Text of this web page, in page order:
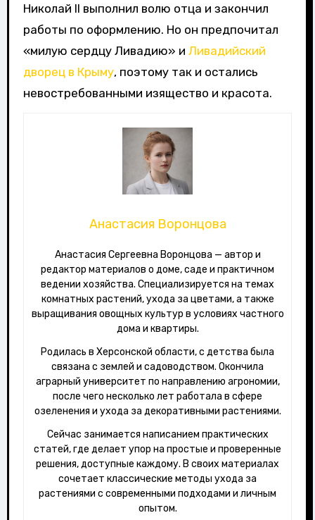
Николай II выполнил волю отца и закончил
работы по оформлению. Но он предпочитал
«милую сердцу Ливадию» и Ливадийский
дворец в Крыму, поэтому так и остались
невостребованными изящество и красота.
Анастасия Воронцова
Анастасия Сергеевна Воронцова — автор и
редактор материалов о доме, саде и практичном
ведении хозяйства. Специализируется на темах
комнатных растений, ухода за цветами, а также
выращивания овощных культур в условиях частного
дома и квартиры.
Родилась в Херсонской области, с детства была
связана с землей и садоводством. Окончила
аграрный университет по направлению агрономии,
после чего несколько лет работала в сфере
озеленения и ухода за декоративными растениями.
Сейчас занимается написанием практических
статей, где делает упор на простые и проверенные
решения, доступные каждому. В своих материалах
сочетает классические методы ухода за
растениями с современными подходами и личным
опытом.